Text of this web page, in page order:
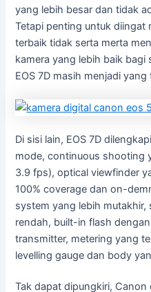
yang lebih besar dan tidak
Tetapi penting untuk diingat
terbaik tidak serta merta
kamera yang lebih baik bagi
EOS 7D masih menjadi yang
Di sisi lain, EOS 7D
mode, continuous shooting
3.9 fps), optical viewfinder
100% coverage dan on-
system yang lebih mutakhir,
rendah, built-in flash
transmitter, metering yang
levelling gauge dan body
Tak dapat dipungkiri,